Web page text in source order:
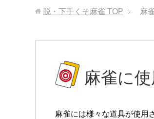
脱・下手くそ麻雀 TOP 麻
麻雀に
麻雀には様々な道具が使用